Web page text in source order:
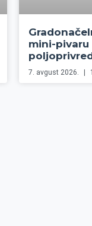
mini-pivaru
7. avgust 2026.